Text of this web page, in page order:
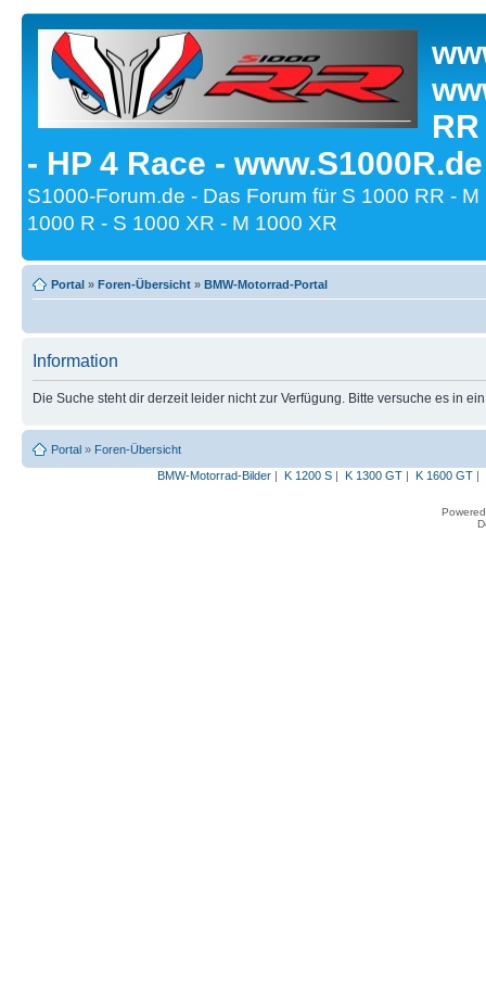
- HP 4 Race -
S1000-Forum.de - Das Forum für S 1000 RR -
1000 R - S 1000 XR - M 1000 XR
Portal » Foren-Übersicht » BMW-Motorrad-Portal
Information
Die Suche steht dir derzeit leider nicht zur Verfügung. Bitte versuche es in
Portal » Foren-Übersicht
BMW-Motorrad-Bilder| K 1200 S| K 1300 GT| K 1600 GT|